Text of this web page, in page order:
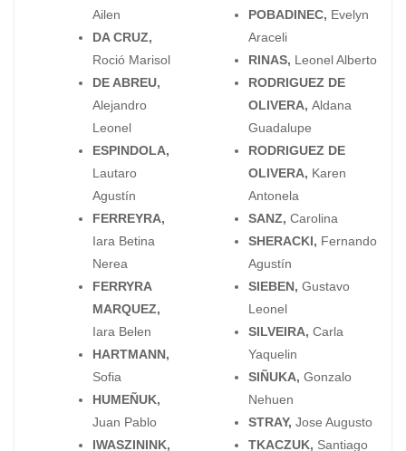
Ailen
DA CRUZ,
Roció Marisol
DE ABREU,
Alejandro
Leonel
ESPINDOLA,
Lautaro
Agustín
FERREYRA,
Iara Betina
Nerea
FERRYRA
MARQUEZ,
Iara Belen
HARTMANN,
Sofia
HUMEÑUK,
Juan Pablo
IWASZININK,
POBADINEC, Evelyn
Araceli
RINAS, Leonel Alberto
RODRIGUEZ DE
OLIVERA, Aldana
Guadalupe
RODRIGUEZ DE
OLIVERA, Karen
Antonela
SANZ, Carolina
SHERACKI, Fernando
Agustín
SIEBEN, Gustavo
Leonel
SILVEIRA, Carla
Yaquelin
SIÑUKA, Gonzalo
Nehuen
STRAY, Jose Augusto
TKACZUK, Santiago